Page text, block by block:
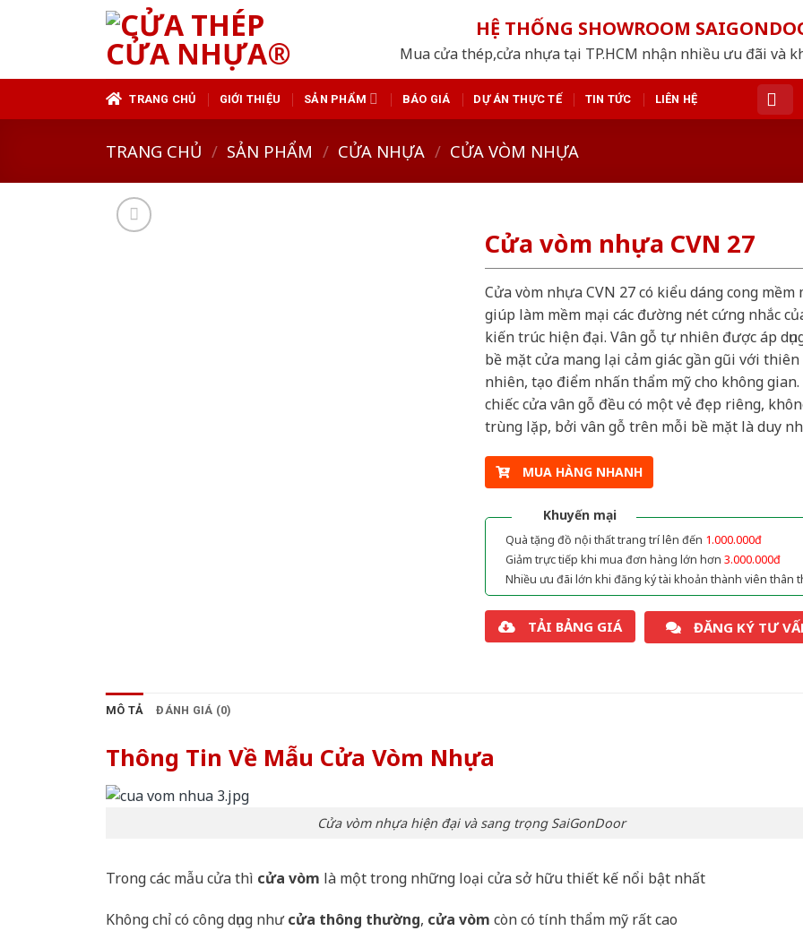
HỆ THỐNG SHOWROOM
Mua cửa thép,cửa nhựa tại TP.HCM nhận nhiều ưu đãi và
TRANG CHỦ GIỚI THIỆU SẢN PHẨM BÁO GIÁ DỰ ÁN THỰC TẾ TIN TỨC LIÊN HỆ
TRANG CHỦ / SẢN PHẨM / CỬA NHỰA / CỬA VÒM NHỰA
Cửa vòm nhựa CVN 27
Cửa vòm nhựa CVN 27 có kiểu dáng cong mềm
giúp làm mềm mại các đường nét cứng nhắc
kiến trúc hiện đại. Vân gỗ tự nhiên được áp
bề mặt cửa mang lại cảm giác gần gũi với thiên
nhiên, tạo điểm nhấn thẩm mỹ cho không
chiếc cửa vân gỗ đều có một vẻ đẹp riêng,
trùng lặp, bởi vân gỗ trên mỗi bề mặt là duy
MUA HÀNG NHANH
Khuyến mại
Quà tặng đồ nội thất trang trí lên đến 1.000.000đ
Giảm trực tiếp khi mua đơn hàng lớn hơn 3.000.000đ
Nhiều ưu đãi lớn khi đăng ký tài khoản thành viên thân
TẢI BẢNG GIÁ ĐĂNG KÝ TƯ
MÔ TẢ ĐÁNH GIÁ (0)
Thông Tin Về Mẫu Cửa Vòm Nhựa
Cửa vòm nhựa hiện đại và sang trọng SaiGonDoor
Trong các mẫu cửa thì cửa vòm là một trong những loại cửa sở hữu thiết kế nổi bật nhất
Không chỉ có công dụng nhưcửa thông thường, cửa vòm còn có tính thẩm mỹ rất cao